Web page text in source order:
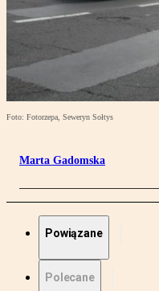
Foto: Fotorzepa, Seweryn Sołtys
Marta Gadomska
Powiązane
Polecane